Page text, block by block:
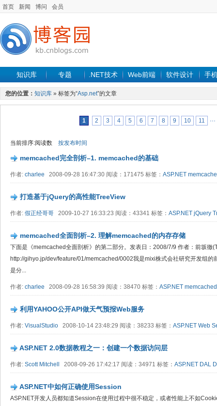
首页 新闻 博问 会员
知识库 专题 .NET技术 Web前端 软件设计 手
您的位置： 知识库 » 标签为“Asp.net”的文章
1 2 3 4 5 6 7 8 9 10 11 ···
当前排序:阅读数 按发布时间
memcached完全剖析–1. memcached的基础
作者: charlee 2008-09-28 16:47:30 阅读：171475 标签： ASP.NET
打造基于jQuery的高性能TreeView
作者: 假正经哥哥 2009-10-27 16:33:23 阅读：43341 标签： ASP.NET jQuery
memcached全面剖析–2. 理解memcached的内存存储
下面是《memcached全面剖析》的第二部分。发表日：2008/7/9 作者：前坂徹
http://gihyo.jp/dev/feature/01/memcached/0002我是mixi株式会社研究开发组
是分...
作者: charlee 2008-09-28 16:58:39 阅读：38470 标签： ASP.NET memcached
利用YAHOO公开API做天气预报Web服务
作者: VisualStudio 2008-10-14 23:48:29 阅读：38233 标签： ASP.NET Web
ASP.NET 2.0数据教程之一：创建一个数据访问层
作者: Scott Mitchell 2008-09-26 17:42:17 阅读：34971 标签： ASP.NET DAL
ASP.NET中如何正确使用Session
ASP.NET开发人员都知道Session在使用过程中很不稳定，或者性能上不如